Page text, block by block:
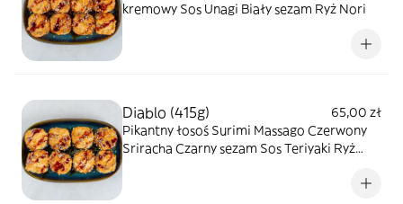
kremowy Sos Unagi Biały sezam Ryż Nori
Diablo (415g)
65,00 zł
Pikantny łosoś Surimi Massago Czerwony
Sriracha Czarny sezam Sos Teriyaki Ryż